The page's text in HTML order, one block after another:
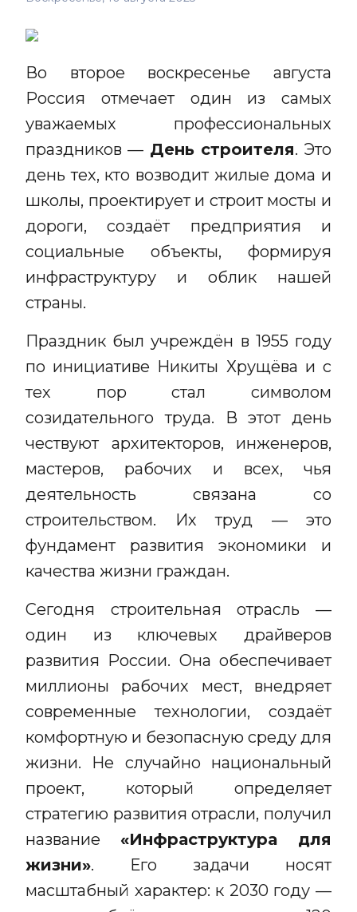
Во второе воскресенье августа
Россия отмечает один из самых
уважаемых профессиональных
праздников — День строителя. Это
день тех, кто возводит жилые дома и
школы, проектирует и строит мосты и
дороги, создаёт предприятия и
социальные объекты, формируя
инфраструктуру и облик нашей
страны.
Праздник был учреждён в 1955 году
по инициативе Никиты Хрущёва и с
тех пор стал символом
созидательного труда. В этот день
чествуют архитекторов, инженеров,
мастеров, рабочих и всех, чья
деятельность связана со
строительством. Их труд — это
фундамент развития экономики и
качества жизни граждан.
Сегодня строительная отрасль —
один из ключевых драйверов
развития России. Она обеспечивает
миллионы рабочих мест, внедряет
современные технологии, создаёт
комфортную и безопасную среду для
жизни. Не случайно национальный
проект, который определяет
стратегию развития отрасли, получил
название «Инфраструктура для
жизни». Его задачи носят
масштабный характер: к 2030 году —